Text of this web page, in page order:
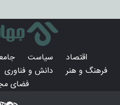
اقتصاد سیاست
فرهنگ و هنر
دانش و فناوری
فضای